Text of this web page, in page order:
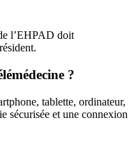
l’EHPAD doit
?
tablette, ordinateur,
sécurisée et une connexion